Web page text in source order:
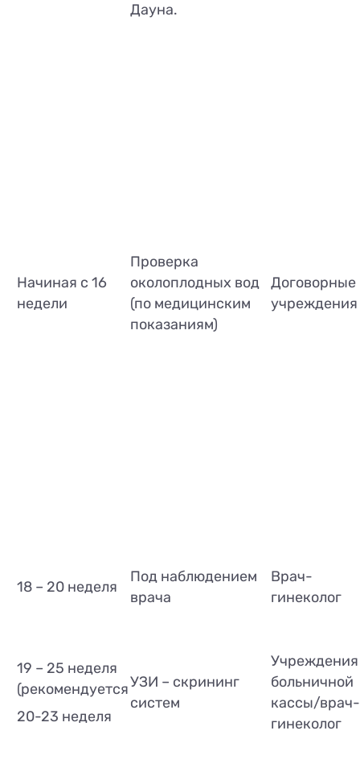
Дауна.
Начиная с 16
недели
Проверка
околоплодных вод
(по медицинским
показаниям)
Договорные
учреждения
18 – 20 неделя
Под наблюдением
врача
Врач-
гинеколог
19 – 25 неделя
(рекомендуется
20-23 неделя
УЗИ – скрининг
систем
Учреждения
больничной
кассы/врач-
гинеколог